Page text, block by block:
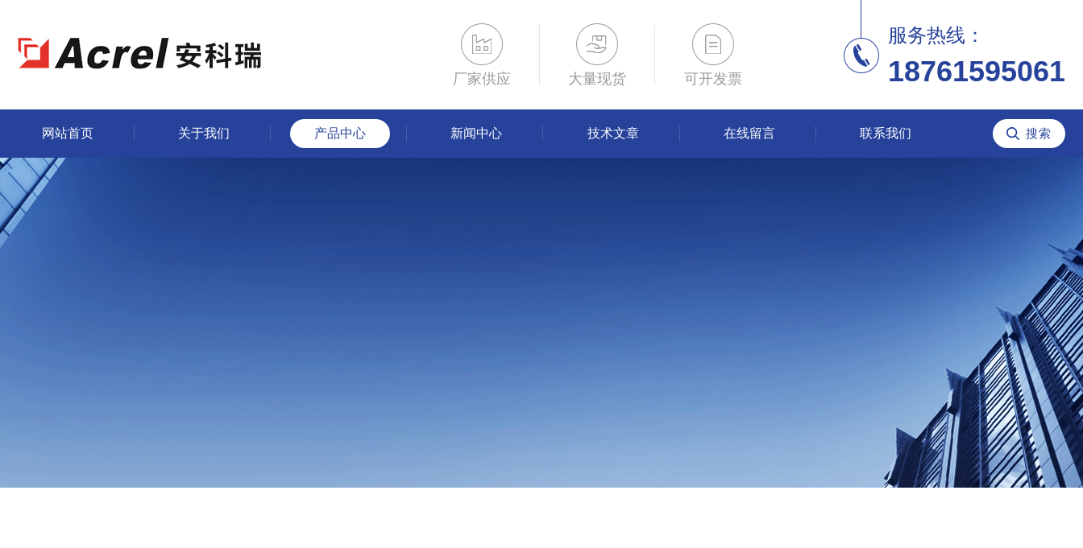
厂家供应 大量现货 可开发票
服务热线：
18761595061
网站首页 关于我们 产品中心 新闻中心 技术文章 在线留言 联系我们